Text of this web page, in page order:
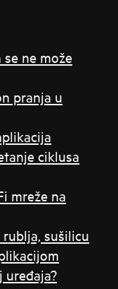
ne može
pranja u
ciklusa
mreže na
sušilicu
uređaja?